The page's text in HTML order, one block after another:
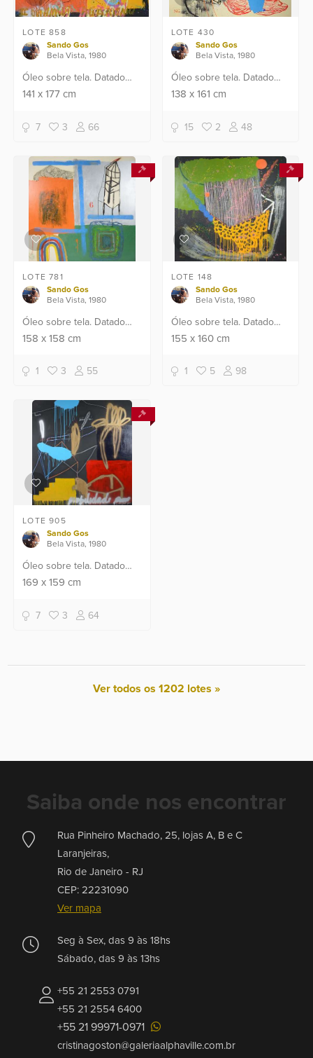
LOTE 858
Sando Gos
Bela Vista, 1980
Óleo sobre tela. Datado
2018.
141x 177cm
7 3 66
LOTE 430
Sando Gos
Bela Vista, 1980
Óleo sobre tela. Datado
2019.
138 x161 cm
15 2 48
LOTE 781
Sando Gos
Bela Vista, 1980
Óleo sobre tela. Datado
2018.
158x 158cm
1 3 55
LOTE 148
Sando Gos
Bela Vista, 1980
Óleo sobre tela. Datado
2019.
155 x160 cm
1 5 98
LOTE 905
Sando Gos
Bela Vista, 1980
Óleo sobre tela. Datado
2017.
169x 159cm
7 3 64
Ver todos os 1202 lotes »
Saiba onde nos encontrar
Rua Pinheiro Machado, 25, lojas A, B e C
Laranjeiras,
Rio de Janeiro - RJ
CEP: 22231090
Ver mapa
Seg à Sex, das 9 às 18hs
Sábado, das 9 às 13hs
+55 21 2553 0791
+55 21 2554 6400
+55 21 99971-0971
cristinagoston@galeriaalphaville.com.br